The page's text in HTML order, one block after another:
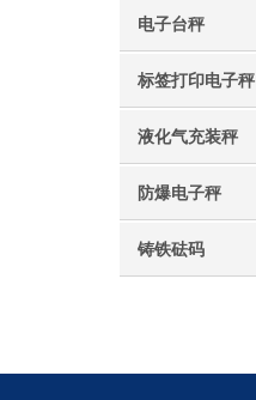
电子台秤
标签打印电子秤
液化气充装秤
防爆电子秤
铸铁砝码